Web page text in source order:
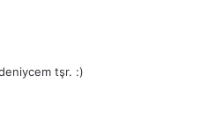
tşr. :)